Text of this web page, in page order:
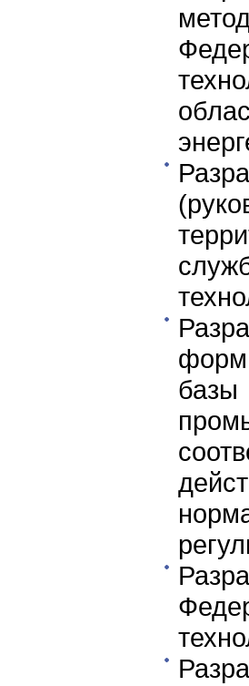
базы